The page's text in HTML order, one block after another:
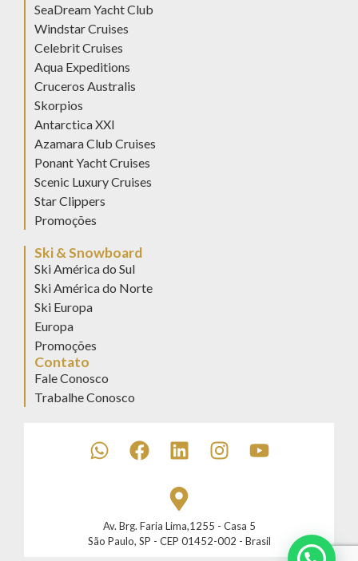
SeaDream Yacht Club
Windstar Cruises
Celebrit Cruises
Aqua Expeditions
Cruceros Australis
Skorpios
Antarctica XXI
Azamara Club Cruises
Ponant Yacht Cruises
Scenic Luxury Cruises
Star Clippers
Promoções
Ski & Snowboard
Ski América do Sul
Ski América do Norte
Ski Europa
Europa
Promoções
Contato
Fale Conosco
Trabalhe Conosco
Av. Brg. Faria Lima,1255 - Casa 5
São Paulo, SP - CEP 01452-002 - Brasil